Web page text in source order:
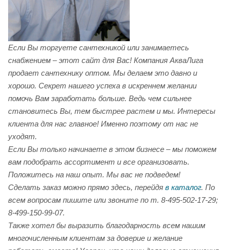
Если Вы торгуете сантехникой или занимаетесь
снабжением – этот сайт для Вас! Компания АкваЛига
продает сантехнику оптом. Мы делаем это давно и
хорошо. Секрет нашего успеха в искреннем желании
помочь Вам заработать больше. Ведь чем сильнее
становитесь Вы, тем быстрее растем и мы. Интересы
клиента для нас главное! Именно поэтому от нас не
уходят.
Если Вы только начинаете в этом бизнесе – мы поможем
вам подобрать ассортимент и все организовать.
Положитесь на наш опыт. Мы вас не подведем!
Сделать заказ можно прямо здесь, перейдя в каталог. По
всем вопросам пишите или звоните по т. 8-495-502-17-29;
8-499-150-99-07.
Также хотел бы выразить благодарность всем нашим
многочисленным клиентам за доверие и желание